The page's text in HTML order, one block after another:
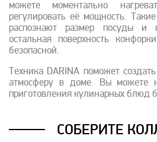
можете моментально
регулировать её мощность.
распознают размер посуды и
остальная поверхность
безопасной.
Техника DARINA поможет
атмосферу в доме. Вы можете
приготовления кулинарных блюд
СОБЕРИТЕ